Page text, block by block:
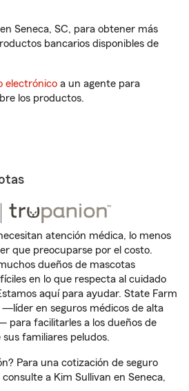
Seneca, SC, para obtener más
bancarios disponibles de
electrónico a un agente para
los productos.
atención médica, lo menos
que preocuparse por el costo.
dueños de mascotas
en lo que respecta al cuidado
aquí para ayudar. State Farm
en seguros médicos de alta
para facilitarles a los dueños de
familiares peludos.
Para una cotización de seguro
a Kim Sullivan en Seneca,